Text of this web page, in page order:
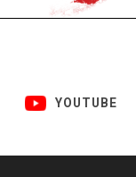
YOUTUBE